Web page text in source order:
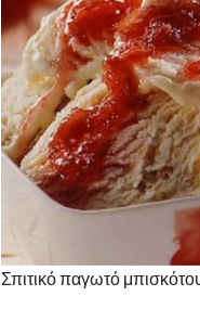
Σπιτικό παγωτό